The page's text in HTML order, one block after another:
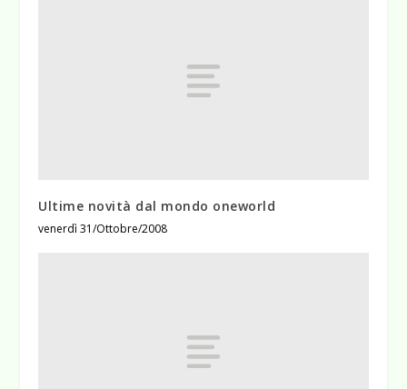
Ultime novità dal mondo oneworld
venerdì 31/Ottobre/2008